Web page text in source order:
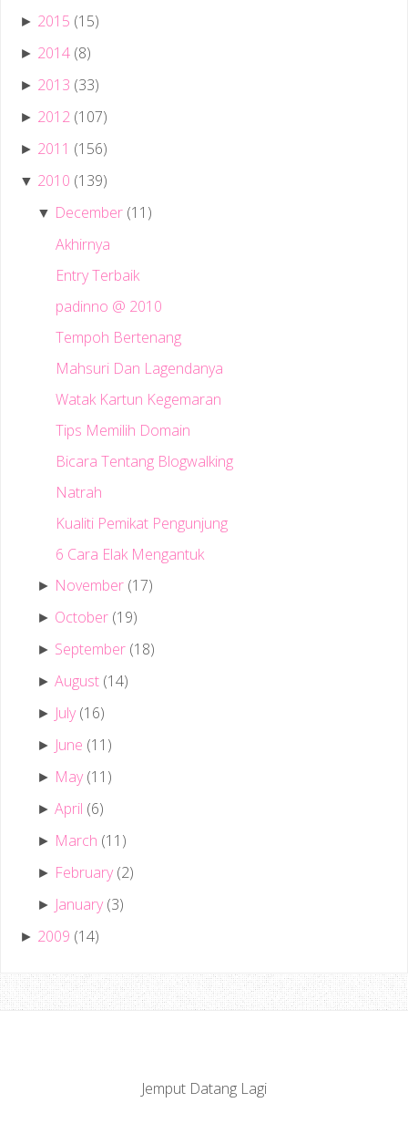
► 2015 (15)
► 2014 (8)
► 2013 (33)
► 2012 (107)
► 2011 (156)
▼ 2010 (139)
▼ December (11)
Akhirnya
Entry Terbaik
padinno @ 2010
Tempoh Bertenang
Mahsuri Dan Lagendanya
Watak Kartun Kegemaran
Tips Memilih Domain
Bicara Tentang Blogwalking
Natrah
Kualiti Pemikat Pengunjung
6 Cara Elak Mengantuk
► November (17)
► October (19)
► September (18)
►August (14)
► July (16)
► June (11)
► May (11)
►April (6)
► March (11)
► February (2)
► January (3)
► 2009 (14)
Jemput Datang Lagi